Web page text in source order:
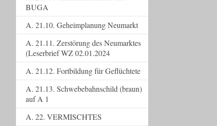
BUGA
A. 21.10. Geheimplanung Neumarkt
A. 21.11. Zerstörung des Neumarktes
(Leserbrief WZ 02.01.2024
A. 21.12. Fortbildung für Geflüchtete
A. 21.13. Schwebebahnschild (braun)
auf A 1
A. 22. VERMISCHTES